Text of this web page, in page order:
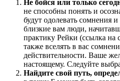
Не бойся или только
не способны понять и
будут одолевать сомнения
близкие вам люди,
практику Рейки (ссылка на
также вселять в вас
действительности. Ваше
настоящему. Следуйте
Найдите свой путь,